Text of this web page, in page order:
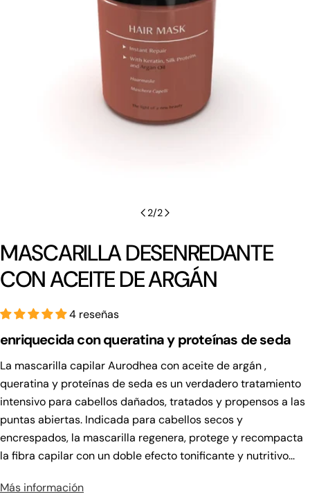
2/2
MASCARILLA DESENREDANTE
CON ACEITE DE ARGÁN
4 reseñas
enriquecida con queratina y proteínas de seda
La mascarilla capilar Aurodhea conaceite de argán,
queratina y proteínas de seda es un verdadero tratamiento
intensivo para cabellos dañados, tratados y propensos a las
puntas abiertas. Indicada para cabellos secos y
encrespados, la mascarilla regenera, protege y recompacta
la fibra capilar con un doble efecto tonificante y nutritivo...
Más información
Hacer una pregunta
Su